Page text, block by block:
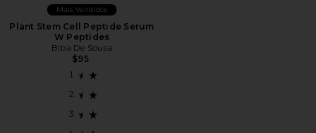
Mais Vendidos
Plant Stem Cell Peptide Serum
W Peptides
Biba De Sousa
$95